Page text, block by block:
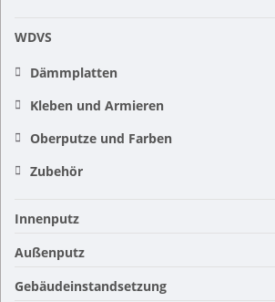
WDVS
Dämmplatten
Kleben und Armieren
Oberputze und Farben
Zubehör
Innenputz
Außenputz
Gebäudeinstandsetzung